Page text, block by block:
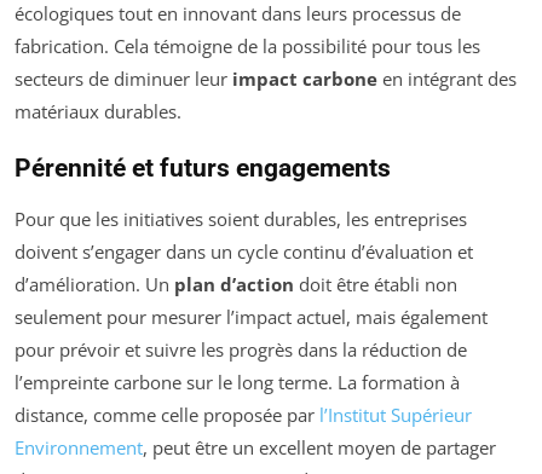
écologiques tout en innovant dans leurs processus de
fabrication. Cela témoigne de la possibilité pour tous les
secteurs de diminuer leur impact carbone en intégrant des
matériaux durables.
Pérennité et futurs engagements
Pour que les initiatives soient durables, les entreprises
doivent s’engager dans un cycle continu d’évaluation et
d’amélioration. Un plan d’action doit être établi non
seulement pour mesurer l’impact actuel, mais également
pour prévoir et suivre les progrès dans la réduction de
l’empreinte carbone sur le long terme. La formation à
distance, comme celle proposée par l’Institut Supérieur
Environnement, peut être un excellent moyen de partager